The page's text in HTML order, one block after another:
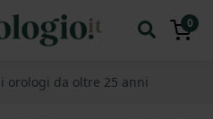
0
orologi da oltre 25 anni